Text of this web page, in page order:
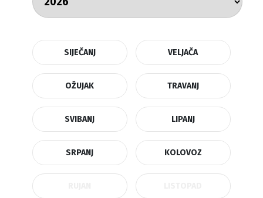
SIJEČANJ VELJAČA
OŽUJAK TRAVANJ
SVIBANJ LIPANJ
SRPANJ KOLOVOZ